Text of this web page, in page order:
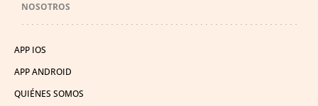
NOSOTROS
APP IOS
APP ANDROID
QUIÉNES SOMOS